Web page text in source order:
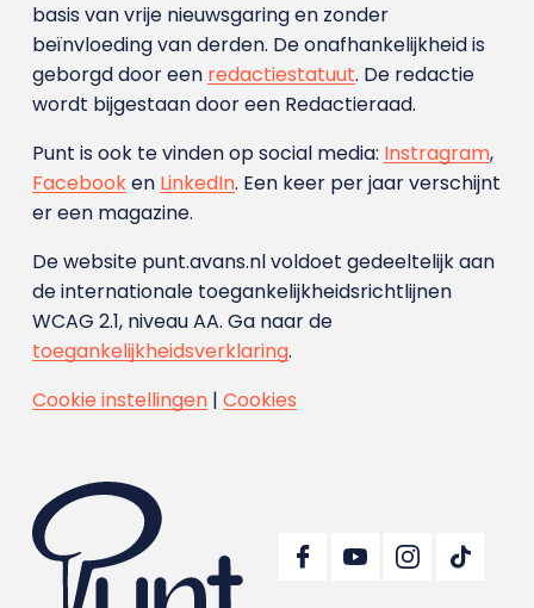
basis van vrije nieuwsgaring en zonder
beïnvloeding van derden. De onafhankelijkheid is
geborgd door een redactiestatuut. De redactie
wordt bijgestaan door een Redactieraad.
Punt is ook te vinden op social media: Instragram,
Facebooken LinkedIn. Een keer per jaar verschijnt
er een magazine.
De website punt.avans.nl voldoet gedeeltelijk aan
de internationale toegankelijkheidsrichtlijnen
WCAG 2.1, niveau AA. Ga naar de
toegankelijkheidsverklaring.
Cookie instellingen| Cookies